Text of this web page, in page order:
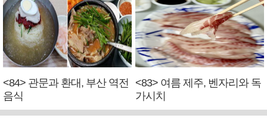
<84> 관문과 환대, 부산 역전
음식
<83> 여름 제주, 벤자리와 독
가시치